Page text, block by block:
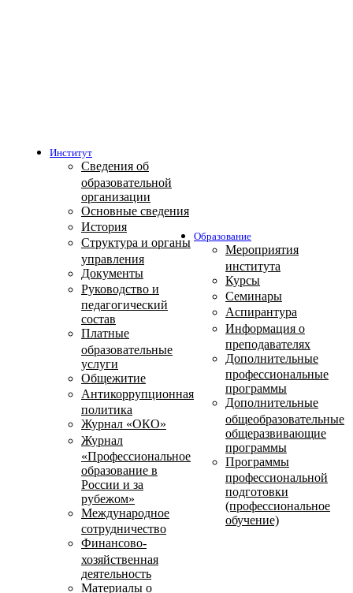
Институт
Сведения об
образовательной
организации
Основные сведения
История
Структура и органы
управления
Документы
Руководство и
педагогический
состав
Платные
образовательные
услуги
Общежитие
Антикоррупционная
политика
Журнал «ОКО»
Журнал
«Профессиональное
образование в
России и за
рубежом»
Международное
сотрудничество
Финансово-
хозяйственная
деятельность
Материалы о
Образование
Мероприятия
института
Курсы
Семинары
Аспирантура
Информация о
преподавателях
Дополнительные
профессиональные
программы
Дополнительные
общеобразовательные
общеразвивающие
программы
Программы
профессиональной
подготовки
(профессиональное
обучение)